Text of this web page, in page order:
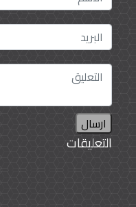
ارسال
التعليقات